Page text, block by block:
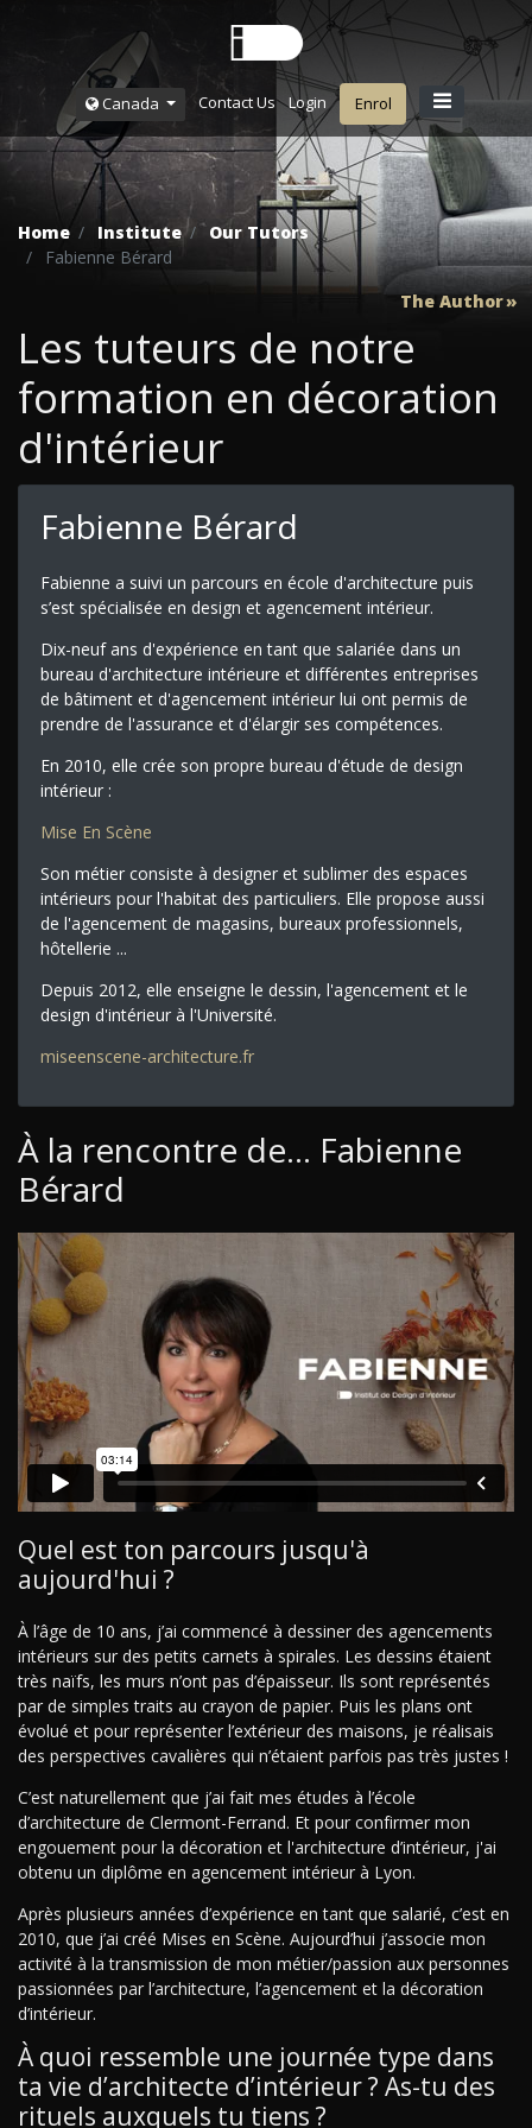
Canada Contact Us Login Enrol
Home Institute
Our Tutors
Fabienne Bérard
The Author
Les tuteurs de notre
formation en décoration
d'intérieur
Fabienne Bérard
Fabienne a suivi un parcours en école d'architecture puis
s’est spécialisée en design et agencement intérieur.
Dix-neuf ans d'expérience en tant que salariée dans un
bureau d'architecture intérieure et différentes entreprises
de bâtiment et d'agencement intérieur lui ont permis de
prendre de l'assurance et d'élargir ses compétences.
En 2010, elle crée son propre bureau d'étude de design
intérieur :
Mise En Scène
Son métier consiste à designer et sublimer des espaces
intérieurs pour l'habitat des particuliers. Elle propose aussi
de l'agencement de magasins, bureaux professionnels,
hôtellerie ...
Depuis 2012, elle enseigne le dessin, l'agencement et le
design d'intérieur à l'Université.
miseenscene-architecture.fr
À la rencontre de... Fabienne
Bérard
Quel est ton parcours jusqu'à
aujourd'hui ?
À l’âge de 10 ans, j’ai commencé à dessiner des agencements
intérieurs sur des petits carnets à spirales. Les dessins étaient
très naïfs, les murs n’ont pas d’épaisseur. Ils sont représentés
par de simples traits au crayon de papier. Puis les plans ont
évolué et pour représenter l’extérieur des maisons, je réalisais
des perspectives cavalières qui n’étaient parfois pas très justes !
C’est naturellement que j’ai fait mes études à l’école
d’architecture de Clermont-Ferrand. Et pour confirmer mon
engouement pour la décoration et l'architecture d’intérieur, j'ai
obtenu un diplôme en agencement intérieur à Lyon.
Après plusieurs années d’expérience en tant que salarié, c’est en
2010, que j’ai créé Mises en Scène. Aujourd’hui j’associe mon
activité à la transmission de mon métier/passion aux personnes
passionnées par l’architecture, l’agencement et la décoration
d’intérieur.
À quoi ressemble une journée type dans
ta vie d’architecte d’intérieur ? As-tu des
rituels auxquels tu tiens ?